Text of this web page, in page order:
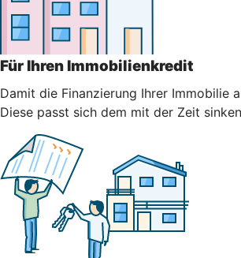
Für Ihren Immobilienkredit
Damit die Finanzierung Ihrer Immobilie
Diese passt sich dem mit der Zeit